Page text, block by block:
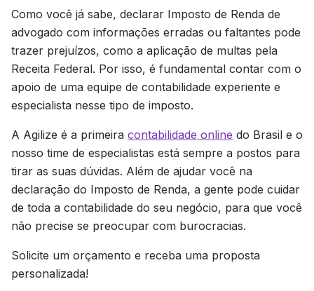
Como você já sabe, declarar Imposto de Renda de
advogado com informações erradas ou faltantes pode
trazer prejuízos, como a aplicação de multas pela
Receita Federal. Por isso, é fundamental contar com o
apoio de uma equipe de contabilidade experiente e
especialista nesse tipo de imposto.
A Agilize é a primeira contabilidade online do Brasil e o
nosso time de especialistas está sempre a postos para
tirar as suas dúvidas. Além de ajudar você na
declaração do Imposto de Renda, a gente pode cuidar
de toda a contabilidade do seu negócio, para que você
não precise se preocupar com burocracias.
Solicite um orçamento e receba uma proposta
personalizada!